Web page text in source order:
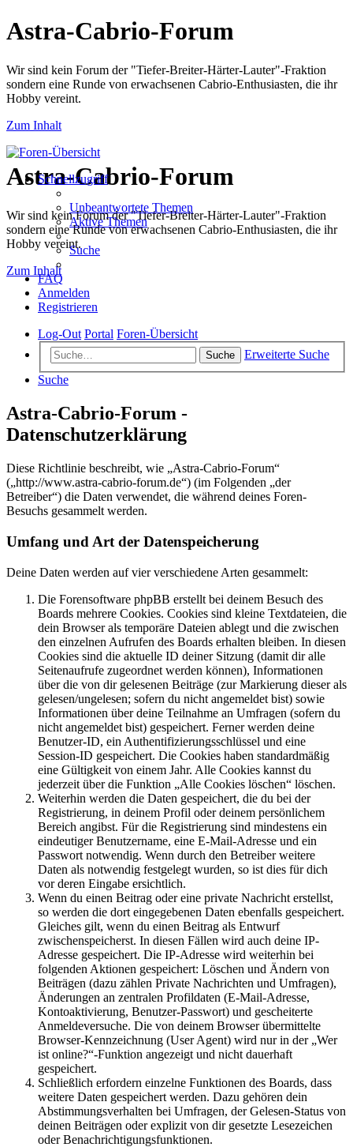
Astra-Cabrio-Forum
Wir sind kein Forum der "Tiefer-Breiter-Härter-Lauter"-Fraktion
sondern eine Runde von erwachsenen Cabrio-Enthusiasten, die ihr
Hobby vereint.
Zum Inhalt
Astra-Cabrio-Forum
Wir sind kein Forum der "Tiefer-Breiter-Härter-Lauter"-Fraktion
sondern eine Runde von erwachsenen Cabrio-Enthusiasten, die ihr
Hobby vereint.
Zum Inhalt
Schnellzugriff
Unbeantwortete Themen
Aktive Themen
Suche
FAQ
Anmelden
Registrieren
Log-Out Portal Foren-Übersicht
Suche
Erweiterte Suche
Suche
Astra-Cabrio-Forum -
Datenschutzerklärung
Diese Richtlinie beschreibt, wie „Astra-Cabrio-Forum“
(„http://www.astra-cabrio-forum.de“) (im Folgenden „der
Betreiber“) die Daten verwendet, die während deines Foren-
Besuchs gesammelt werden.
Umfang und Art der Datenspeicherung
Deine Daten werden auf vier verschiedene Arten gesammelt:
Die Forensoftware phpBB erstellt bei deinem Besuch des
Boards mehrere Cookies. Cookies sind kleine Textdateien, die
dein Browser als temporäre Dateien ablegt und die zwischen
den einzelnen Aufrufen des Boards erhalten bleiben. In diesen
Cookies sind die aktuelle ID deiner Sitzung (damit dir alle
Seitenaufrufe zugeordnet werden können), Informationen
über die von dir gelesenen Beiträge (zur Markierung dieser als
gelesen/ungelesen; sofern du nicht angemeldet bist) sowie
Informationen über deine Teilnahme an Umfragen (sofern du
nicht angemeldet bist) gespeichert. Ferner werden deine
Benutzer-ID, ein Authentifizierungsschlüssel und eine
Session-ID gespeichert. Die Cookies haben standardmäßig
eine Gültigkeit von einem Jahr. Alle Cookies kannst du
jederzeit über die Funktion „Alle Cookies löschen“ löschen.
Weiterhin werden die Daten gespeichert, die du bei der
Registrierung, in deinem Profil oder deinem persönlichem
Bereich angibst. Für die Registrierung sind mindestens ein
eindeutiger Benutzername, eine E-Mail-Adresse und ein
Passwort notwendig. Wenn durch den Betreiber weitere
Daten als notwendig festgelegt wurden, so ist dies für dich
vor deren Eingabe ersichtlich.
Wenn du einen Beitrag oder eine private Nachricht erstellst,
so werden die dort eingegebenen Daten ebenfalls gespeichert.
Gleiches gilt, wenn du einen Beitrag als Entwurf
zwischenspeicherst. In diesen Fällen wird auch deine IP-
Adresse gespeichert. Die IP-Adresse wird weiterhin bei
folgenden Aktionen gespeichert: Löschen und Ändern von
Beiträgen (dazu zählen Private Nachrichten und Umfragen),
Änderungen an zentralen Profildaten (E-Mail-Adresse,
Kontoaktivierung, Benutzer-Passwort) und gescheiterte
Anmeldeversuche. Die von deinem Browser übermittelte
Browser-Kennzeichnung (User Agent) wird nur in der „Wer
ist online?“-Funktion angezeigt und nicht dauerhaft
gespeichert.
Schließlich erfordern einzelne Funktionen des Boards, dass
weitere Daten gespeichert werden. Dazu gehören dein
Abstimmungsverhalten bei Umfragen, der Gelesen-Status von
deinen Beiträgen oder explizit von dir gesetzte Lesezeichen
oder Benachrichtigungsfunktionen.